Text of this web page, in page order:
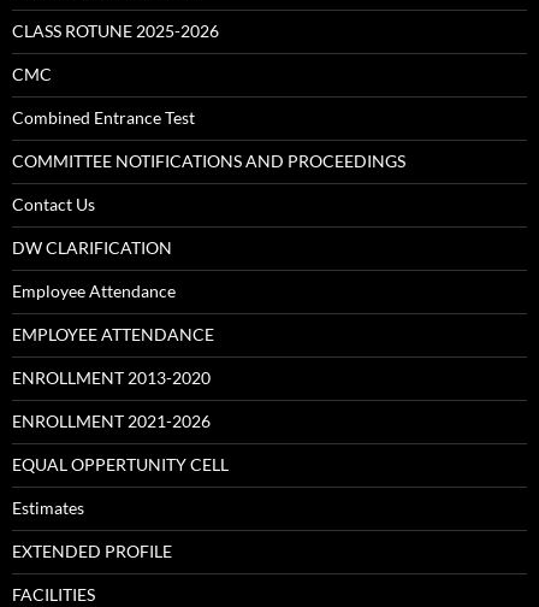
CLASS ROTUNE 2025-2026
CMC
Combined Entrance Test
COMMITTEE NOTIFICATIONS AND PROCEEDINGS
Contact Us
DW CLARIFICATION
Employee Attendance
EMPLOYEE ATTENDANCE
ENROLLMENT 2013-2020
ENROLLMENT 2021-2026
EQUAL OPPERTUNITY CELL
Estimates
EXTENDED PROFILE
FACILITIES